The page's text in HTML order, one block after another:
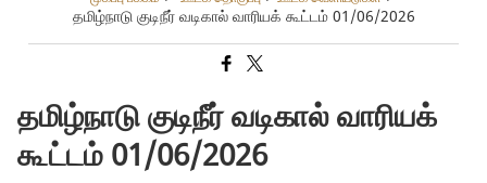
தமிழ்நாடு குடிநீர் வடிகால் வாரியக் கூட்டம் 01/06/2026
தமிழ்நாடு குடிநீர் வடிகால் வாரியக்
கூட்டம் 01/06/2026